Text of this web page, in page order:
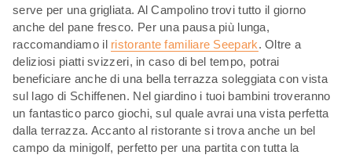
serve per una grigliata. Al Campolino trovi tutto il giorno
anche del pane fresco. Per una pausa più lunga,
raccomandiamo il ristorante familiare Seepark. Oltre a
deliziosi piatti svizzeri, in caso di bel tempo, potrai
beneficiare anche di una bella terrazza soleggiata con vista
sul lago di Schiffenen. Nel giardino i tuoi bambini troveranno
un fantastico parco giochi, sul quale avrai una vista perfetta
dalla terrazza. Accanto al ristorante si trova anche un bel
campo da minigolf, perfetto per una partita con tutta la